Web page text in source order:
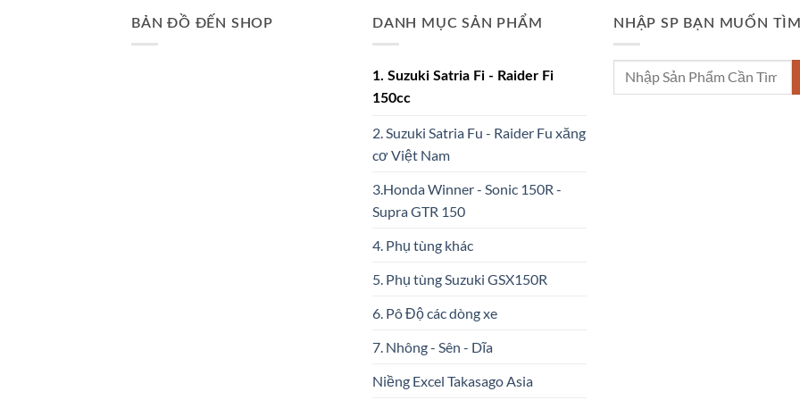
BẢN ĐỒ ĐẾN SHOP DANH MỤC SẢN PHẨM
1. Suzuki Satria Fi - Raider Fi
150cc
2. Suzuki Satria Fu - Raider Fu xăng
cơ Việt Nam
3.Honda Winner - Sonic 150R -
Supra GTR 150
4. Phụ tùng khác
5. Phụ tùng Suzuki GSX150R
6. Pô Độ các dòng xe
7. Nhông - Sên - Dĩa
Niềng Excel Takasago Asia
NHẬP SP BẠN MUỐN
Tìm